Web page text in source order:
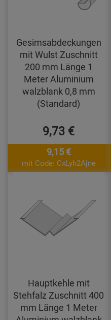
Gesimsabdeckungen
mit Wulst Zuschnitt
200 mm Länge 1
Meter Aluminium
walzblank 0,8 mm
(Standard)
9,73 €
9,15 €
mit Code: CxLyh2Ajne
Hauptkehle mit
Stehfalz Zuschnitt 400
mm Länge 1 Meter